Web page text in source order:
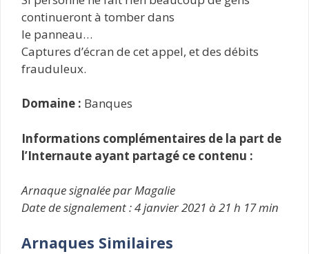
continueront à tomber dans
le panneau…
Captures d’écran de cet appel, et des débits
frauduleux.
Domaine : Banques
Informations complémentaires de la part de
l’Internaute ayant partagé ce contenu :
Arnaque signalée par Magalie
Date de signalement : 4 janvier 2021 à 21 h 17 min
Arnaques Similaires